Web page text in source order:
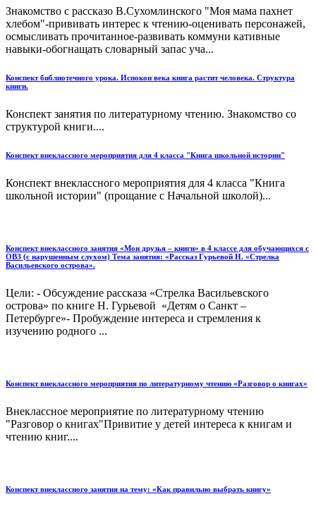
Знакомство с рассказо В.Сухомлинского "Моя мама пахнет
хлебом"-прививать интерес к чтению-оценивать персонажей,
осмысливать прочитанное-развивать коммуни кативные
навыки-обогнащать словарный запас уча...
Конспект библиотечного урока. Испокон века книга растит человека. Структура
книги.
Конспект занятия по литературному чтению. Знакомство со
структурой книги....
Конспект внеклассного мероприятия для 4 класса "Книга школьной истории"
Конспект внеклассного мероприятия для 4 класса "Книга
школьной истории" (прощание с Начальной школой)...
Конспект внеклассного занятия «Мои друзья – книги» в 4 классе для обучающихся с
ОВЗ (с нарушенным слухом) Тема занятия: «Рассказ Гурьевой Н. «Стрелка
Васильевского острова».
Цели: - Обсуждение рассказа «Стрелка Васильевского
острова» по книге Н. Гурьевой «Детям о Санкт –
Петербурге»- Пробуждение интереса и стремления к
изучению родного ...
Конспект внеклассного мероприятия по литературному чтению «Разговор о книгах»
Внеклассное мероприятие по литературному чтению
"Разговор о книгах"Привитие у детей интереса к книгам и
чтению книг....
Конспект внеклассного занятия на тему: «Как правильно выбрать книгу»